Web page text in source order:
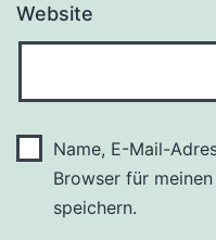
Website
Name, E-Mail-
Browser für
speichern.